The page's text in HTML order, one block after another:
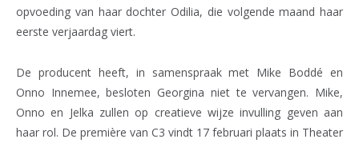
opvoeding van haar dochter Odilia, die volgende maand haar
eerste verjaardag viert.
De producent heeft, in samenspraak met Mike Boddé en
Onno Innemee, besloten Georgina niet te vervangen. Mike,
Onno en Jelka zullen op creatieve wijze invulling geven aan
haar rol. De première van C3 vindt 17 februari plaats in Theater